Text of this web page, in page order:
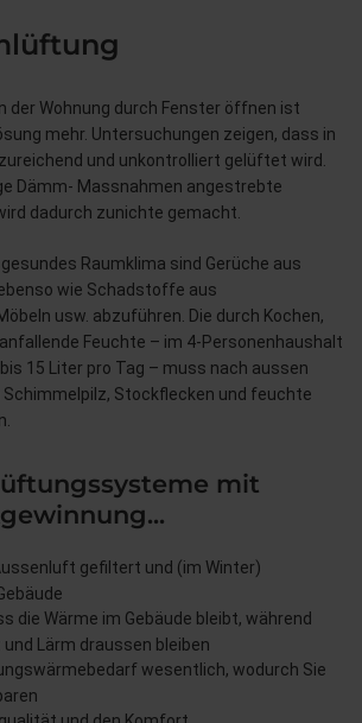
der Wohnung durch Fenster öffnen ist
mehr. Untersuchungen zeigen, dass in
und unkontrolliert gelüftet wird.
Dämm- Massnahmen angestrebte
dadurch zunichte gemacht.
Raumklima sind Gerüche aus
ebenso wie Schadstoffe aus
usw. abzuführen. Die durch Kochen,
Feuchte – im 4-Personenhaushalt
15 Liter pro Tag – muss nach aussen
Stockflecken und feuchte
mit
gefiltert und (im Winter)
die Wärme im Gebäude bleibt, während
Lärm draussen bleiben
wesentlich, wodurch Sie